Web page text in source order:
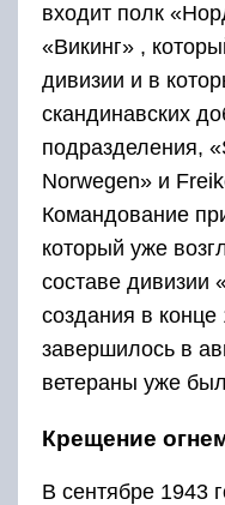
входит полк
«Викинг» ,
дивизии и в
скандинавских
подразделения,
Norwegen» и
Командование
который уже
составе дивизии
создания в
завершилось в
ветераны уже
Крещение
В сентябре 1943